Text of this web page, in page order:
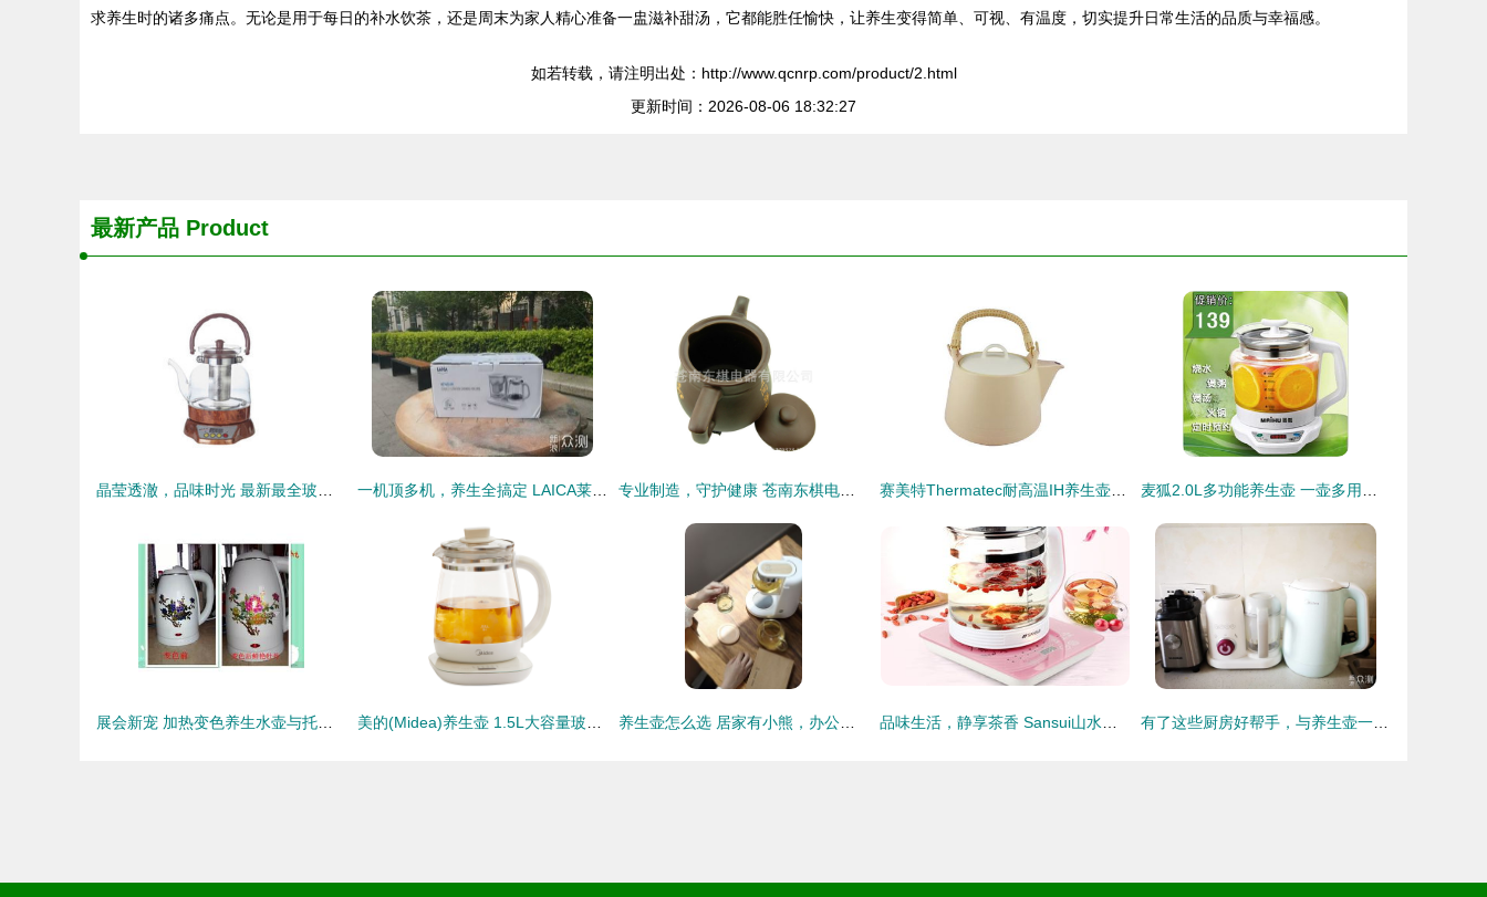
求养生时的诸多痛点。无论是用于每日的补水饮茶，还是周末为家人精心准备一盅滋补甜汤，它都能胜任愉快，让养生变得简单、可视、有温度，切实提升日常生活的品质与幸福感。
如若转载，请注明出处：http://www.qcnrp.com/product/2.html
更新时间：2026-08-06 18:32:27
最新产品 Product